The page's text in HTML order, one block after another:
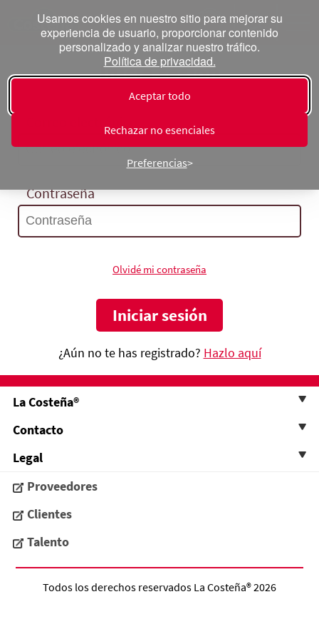
Usamos cookies en nuestro sitio para mejorar su
experiencia de usuario, proporcionar contenido
personalizado y analizar nuestro tráfico.
Política de privacidad.
Aceptar todo
Rechazar no esenciales
Preferencias
Inicia sesión
Contraseña
Olvidé mi contraseña
¿Aún no te has registrado? Hazlo aquí
La Costeña®
Contacto
Legal
Proveedores
Clientes
Talento
Todos los derechos reservados La Costeña®2026